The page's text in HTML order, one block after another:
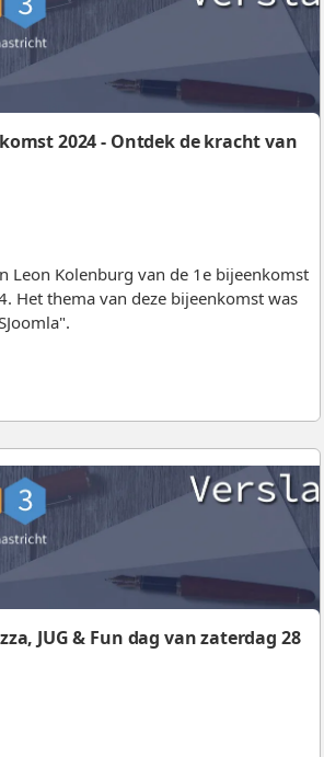
2024 - Ontdek de kracht van
Leon Kolenburg van de 1e bijeenkomst
Het thema van deze bijeenkomst was
JUG & Fun dag van zaterdag 28